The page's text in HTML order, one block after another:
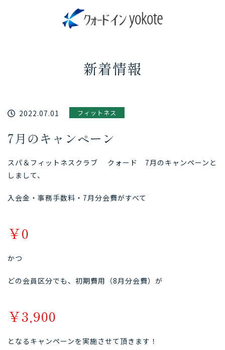
新着情報
2022.07.01 フィットネス
7月のキャンペーン
スパ＆フィットネスクラブ クォード 7月のキャンペーンと
しまして、
入会金・事務手数料・7月分会費がすべて
￥0
かつ
どの会員区分でも、初期費用（8月分会費）が
￥3,900
となるキャンペーンを実施させて頂きます！